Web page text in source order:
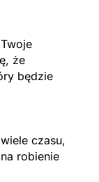
że
będzie
czasu,
robienie